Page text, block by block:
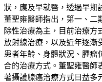
狀，應及早就醫，透過早期
董聖雍醫師指出，第一、二
除性治療為主，目前治療方
放射線治療，以及近年逐漸
患者年齡、身體狀況、腫瘤
合的治療方式。董聖雍醫師
著攝護腺癌治療方式日益多